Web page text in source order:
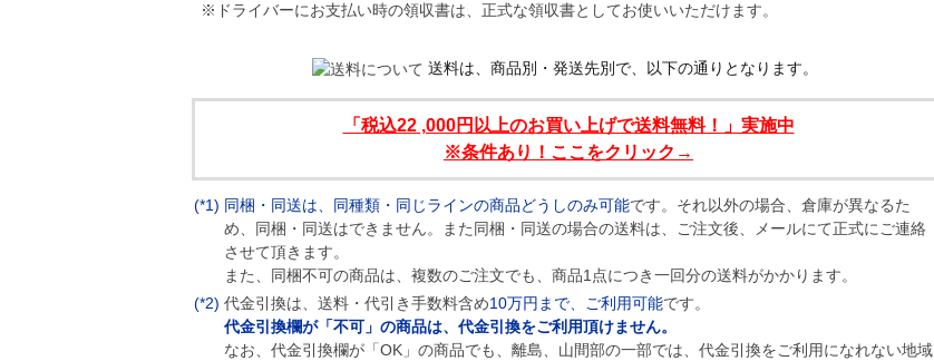
※ドライバーにお支払い時の領収書は、正式な領収書としてお使いいただけます。
送料は、商品別・発送先別で、以下の通りとなります。
「税込22 ,000円以上のお買い上げで送料無料！」実施中
※条件あり！ここをクリック→
(*1) 同梱・同送は、同種類・同じラインの商品どうしのみ可能です。それ以外の場合、倉庫が異なるた
め、同梱・同送はできません。また同梱・同送の場合の送料は、ご注文後、メールにて正式にご連絡
させて頂きます。
また、同梱不可の商品は、複数のご注文でも、商品1点につき一回分の送料がかかります。
(*2) 代金引換は、送料・代引き手数料含め10万円まで、ご利用可能です。
代金引換欄が「不可」の商品は、代金引換をご利用頂けません。
なお、代金引換欄が「OK」の商品でも、離島、山間部の一部では、代金引換をご利用になれない地域